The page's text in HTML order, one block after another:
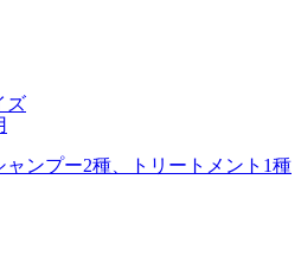
ズ
ャンプー2種、トリートメント1種